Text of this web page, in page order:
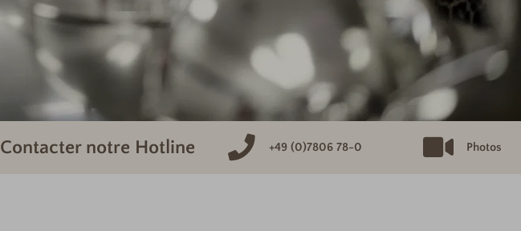
Contacter notre Hotline +49 (0)7806 78-0 Photos